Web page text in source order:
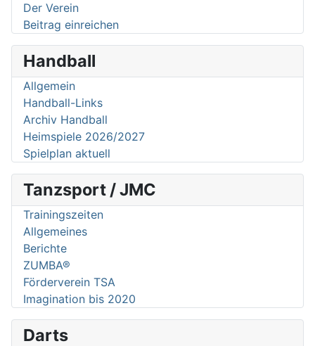
Der Verein
Beitrag einreichen
Handball
Allgemein
Handball-Links
Archiv Handball
Heimspiele 2026/2027
Spielplan aktuell
Tanzsport / JMC
Trainingszeiten
Allgemeines
Berichte
ZUMBA®
Förderverein TSA
Imagination bis 2020
Darts